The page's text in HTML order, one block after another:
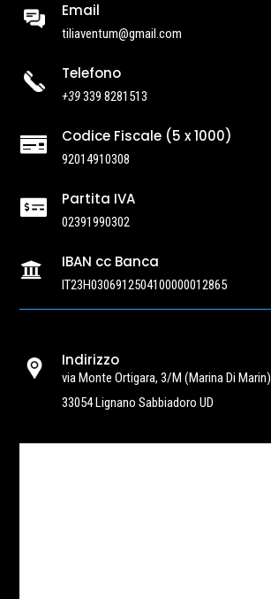
Email
tiliaventum@gmail.com
Telefono
+39339 8281513
 Codice Fiscale (5 x 1000)
92014910308
 Partita IVA
02391990302
 IBAN cc Banca
IT23H0306912504100000012865
Indirizzo
via Monte Ortigara, 3/M (Marina Di Marin)
33054 Lignano Sabbiadoro UD